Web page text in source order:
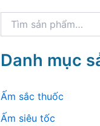
k
m
:
Danh mục
Ấm sắc thuốc
Ấm siêu tốc